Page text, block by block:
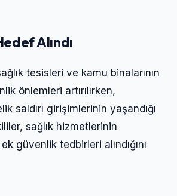
Alındı
tesisleri ve kamu binalarının
önlemleri artırılırken,
saldırı girişimlerinin yaşandığı
sağlık hizmetlerinin
güvenlik tedbirleri alındığını